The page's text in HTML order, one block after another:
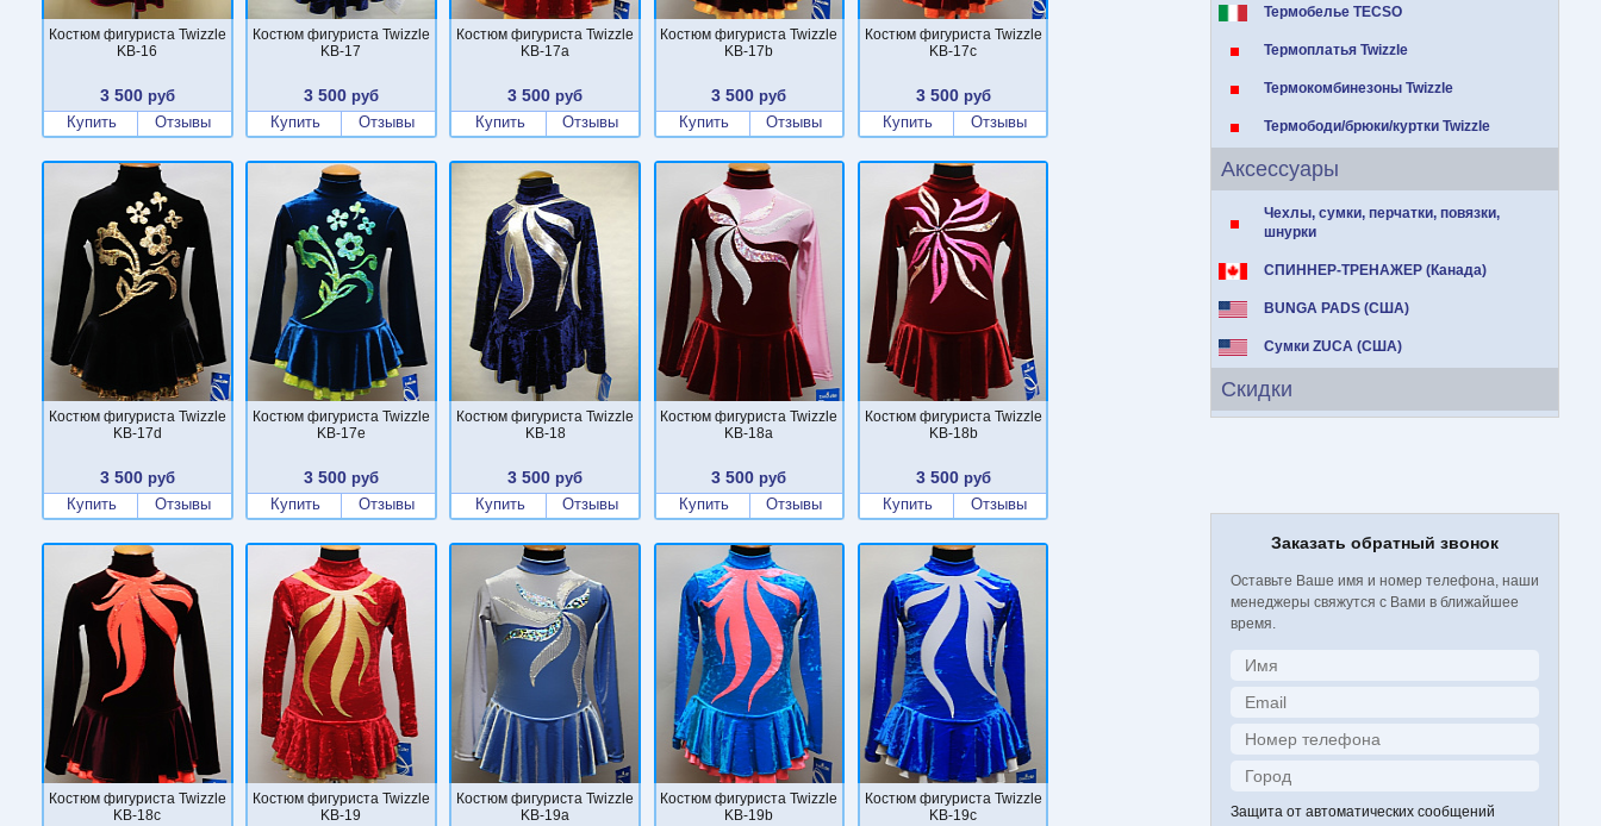
Термобелье TECSO
Термоплатья Twizzle
Термокомбинезоны Twizzle
Термободи/брюки/куртки Twizzle
Аксессуары
Чехлы, сумки, перчатки, повязки,
шнурки
СПИННЕР-ТРЕНАЖЕР (Канада)
BUNGA PADS (США)
Сумки ZUCA (США)
Скидки
Заказать обратный звонок
Оставьте Ваше имя и номер телефона, наши
менеджеры свяжутся с Вами в ближайшее
время.
Защита от автоматических сообщений
Костюм фигуриста Twizzle
KB-16
3 500руб
Купить
Отзывы
Костюм фигуриста Twizzle
KB-17
3 500руб
Купить
Отзывы
Костюм фигуриста Twizzle
KB-17a
3 500 руб
Купить
Отзывы
Костюм фигуриста Twizzle
KB-17b
3 500 руб
Купить
Отзывы
Костюм фигуриста Twizzle
KB-17c
3 500руб
Купить
Отзывы
Костюм фигуриста Twizzle
KB-17d
3 500руб
Купить
Отзывы
Костюм фигуриста Twizzle
KB-17e
3 500руб
Купить
Отзывы
Костюм фигуриста Twizzle
KB-18
3 500 руб
Купить
Отзывы
Костюм фигуриста Twizzle
KB-18a
3 500 руб
Купить
Отзывы
Костюм фигуриста Twizzle
KB-18b
3 500руб
Купить
Отзывы
Костюм фигуриста Twizzle
KB-18c
Костюм фигуриста Twizzle
KB-19
Костюм фигуриста Twizzle
KB-19a
Костюм фигуриста Twizzle
KB-19b
Костюм фигуриста Twizzle
KB-19c